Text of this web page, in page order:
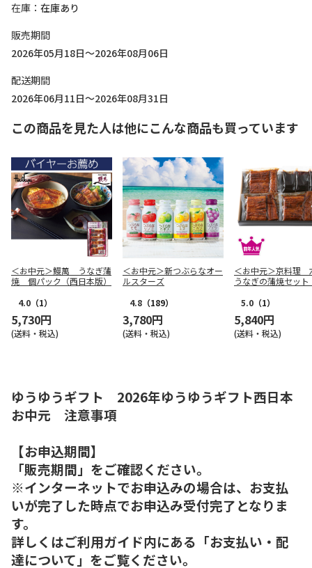
在庫
在庫あり
販売期間
2026年05月18日～2026年08月06日
配送期間
2026年06月11日～2026年08月31日
この商品を見た人は他にこんな商品も買っています
＜お中元＞鰻萬 うなぎ蒲
焼 個パック（西日本版）
4.0 （1）
5,730円
(送料・税込)
＜お中元＞新つぶらなオー
ルスターズ
4.8 （189）
3,780円
(送料・税込)
＜お中元＞京料
うなぎの蒲焼セット
5.0 （1）
5,840円
(送料・税込)
ゆうゆうギフト 2026年ゆうゆうギフト西日本
お中元 注意事項
【お申込期間】
「販売期間」をご確認ください。
※インターネットでお申込みの場合は、お支払
いが完了した時点でお申込み受付完了となりま
す。
詳しくはご利用ガイド内にある「お支払い・配
達について」をご覧ください。